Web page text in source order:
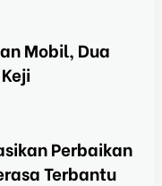
Mobil, Dua
Perbaikan
Terbantu